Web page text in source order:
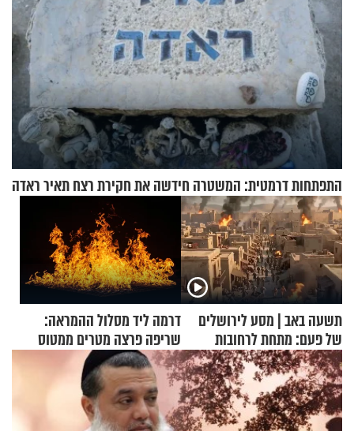
התפתחות דרמטית: המשטרה חידשה את חקירת רצח תאיר ראדה
תשעה באב | מסע לירושלים
של פעם: מתחת לרחובות
ירושלים
דרמה ליד מסלול ההמראה:
שריפה פרצה מטרים ממטוס
מלא בנוסעים